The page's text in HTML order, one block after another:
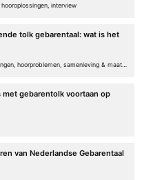
interview
tolk gebarentaal: wat is het
gebarentolk voortaan op
van Nederlandse Gebarentaal